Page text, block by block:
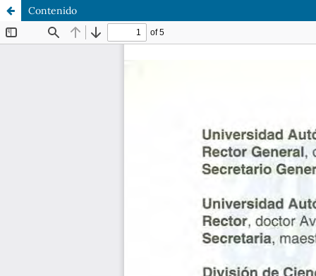
Contenido